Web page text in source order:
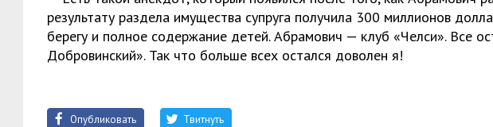
результату раздела имущества супруга получила 300 миллионов
берегу и полное содержание детей. Абрамович — клуб «Челси». Все
Добровинский». Так что больше всех остался доволен я!
Опубликовать Твитнуть